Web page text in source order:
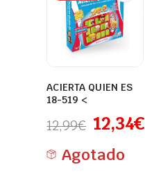
ACIERTA QUIEN ES
18-519 <
12,99€ 12,34€
Agotado